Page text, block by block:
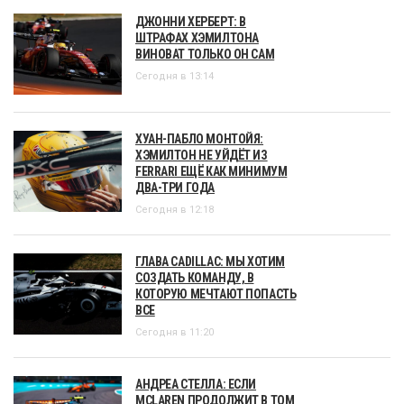
ДЖОННИ ХЕРБЕРТ: В
ШТРАФАХ ХЭМИЛТОНА
ВИНОВАТ ТОЛЬКО ОН САМ
Сегодня в 13:14
ХУАН-ПАБЛО МОНТОЙЯ:
ХЭМИЛТОН НЕ УЙДЁТ ИЗ
FERRARI ЕЩЁ КАК МИНИМУМ
ДВА-ТРИ ГОДА
Сегодня в 12:18
ГЛАВА CADILLAC: МЫ ХОТИМ
СОЗДАТЬ КОМАНДУ, В
КОТОРУЮ МЕЧТАЮТ ПОПАСТЬ
ВСЕ
Сегодня в 11:20
АНДРЕА СТЕЛЛА: ЕСЛИ
MCLAREN ПРОДОЛЖИТ В ТОМ